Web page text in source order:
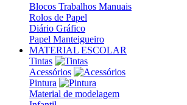
Blocos Trabalhos Manuais
Rolos de Papel
Diário Gráfico
Papel Manteigueiro
MATERIAL ESCOLAR
Tintas
Acessórios
Pintura
Material de modelagem